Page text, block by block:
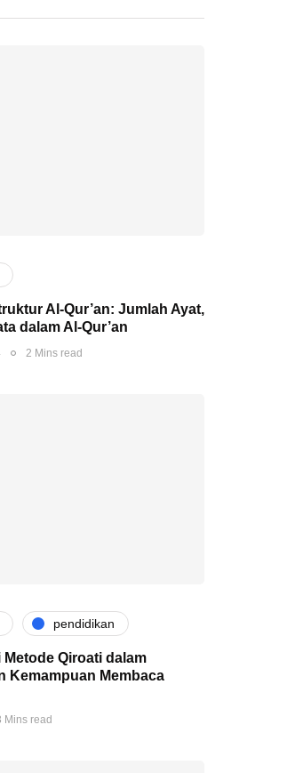
Al-Qur’an: Jumlah Ayat,
dalam Al-Qur’an
2 Mins read
pendidikan
Metode Qiroati dalam
Kemampuan Membaca
Mins read